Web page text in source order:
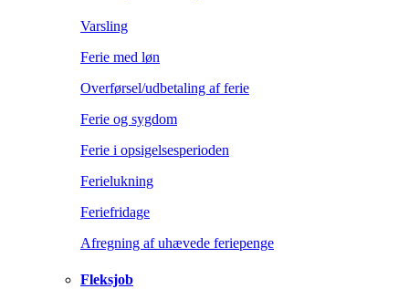
Varsling
Ferie med løn
Overførsel/udbetaling af ferie
Ferie og sygdom
Ferie i opsigelsesperioden
Ferielukning
Feriefridage
Afregning af uhævede feriepenge
Fleksjob